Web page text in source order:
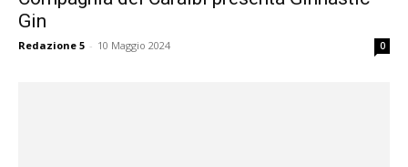
Gin
Redazione 5 - 10 Maggio 2024 0